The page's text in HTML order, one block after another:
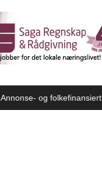
Annonse- og folkefinansiert